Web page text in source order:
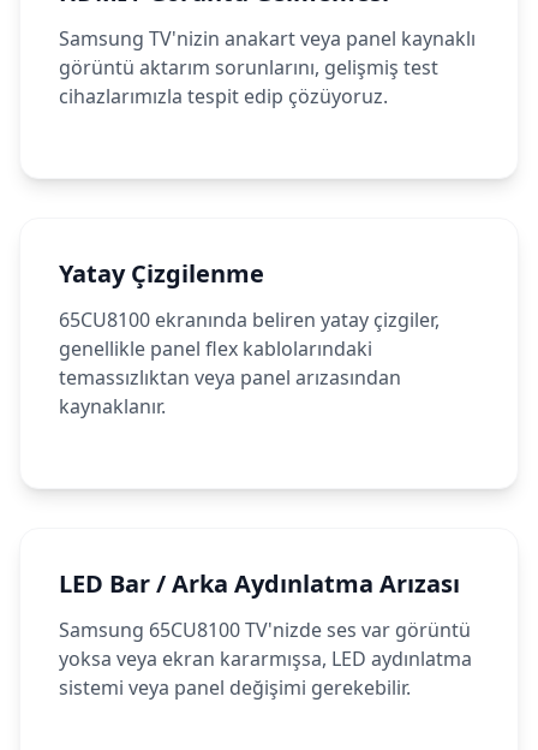
Samsung TV'nizin anakart veya panel kaynaklı
görüntü aktarım sorunlarını, gelişmiş test
cihazlarımızla tespit edip çözüyoruz.
Yatay Çizgilenme
65CU8100 ekranında beliren yatay çizgiler,
genellikle panel flex kablolarındaki
temassızlıktan veya panel arızasından
kaynaklanır.
LED Bar / Arka Aydınlatma Arızası
Samsung 65CU8100 TV'nizde ses var görüntü
yoksa veya ekran kararmışsa, LED aydınlatma
sistemi veya panel değişimi gerekebilir.